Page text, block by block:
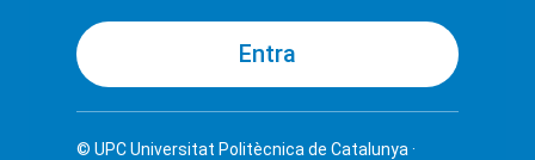
© UPCUniversitat Politècnica de Catalunya ·